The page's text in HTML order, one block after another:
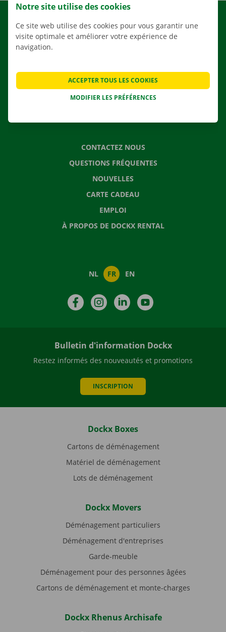
LOCATION
NOS VÉHICULES
APPLI
SOLUTIONS DE DÉMÉNAGEMENT
CONTACTEZ NOUS
QUESTIONS FRÉQUENTES
NOUVELLES
CARTE CADEAU
EMPLOI
À PROPOS DE DOCKX RENTAL
NL FR EN
FacebookInstagramLinkedIn
Bulletin d'information Dockx
Restez informés des nouveautés et promotions
INSCRIPTION
Dockx Boxes
Cartons de déménagement
Matériel de déménagement
Lots de déménagement
Dockx Movers
Déménagement particuliers
Déménagement d'entreprises
Garde-meuble
Déménagement pour des personnes âgées
Cartons de déménagement et monte-charges
Dockx Rhenus Archisafe
Notre site utilise des cookies
Ce site web utilise des cookies pour vous garantir une
visite optimale et améliorer votre expérience de
navigation.
MODIFIER LES PRÉFÉRENCES
ACCEPTER TOUS LES COOKIES